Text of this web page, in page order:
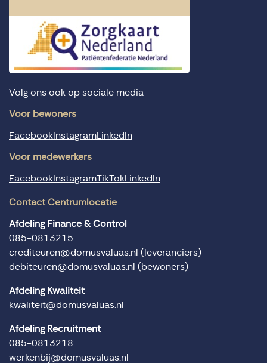
Volg ons ook op sociale media
Voor bewoners
Facebook Instagram LinkedIn
Voor medewerkers
Facebook InstagramTikTok LinkedIn
Contact Centrumlocatie
Afdeling Finance & Control
085-0813215
crediteuren@domusvaluas.nl (leveranciers)
debiteuren@domusvaluas.nl (bewoners)
Afdeling Kwaliteit
kwaliteit@domusvaluas.nl
Afdeling Recruitment
085-0813218
werkenbij@domusvaluas.nl